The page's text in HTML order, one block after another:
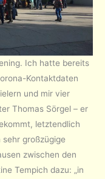
Ich hatte bereits
Kontaktdaten
und mir vier
Thomas Sörgel – er
letztendlich
großzügige
zwischen den
Tempich dazu: „in